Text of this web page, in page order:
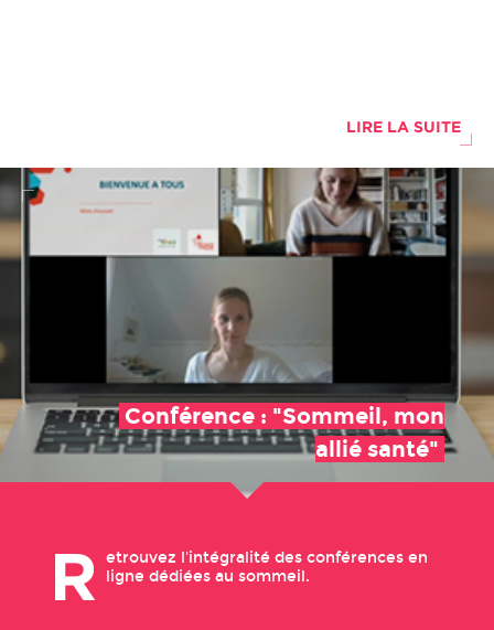
LIRE LA SUITE
Conférence : "Sommeil, mon
allié santé"
R
etrouvez l'intégralité des conférences en
ligne dédiées au sommeil.